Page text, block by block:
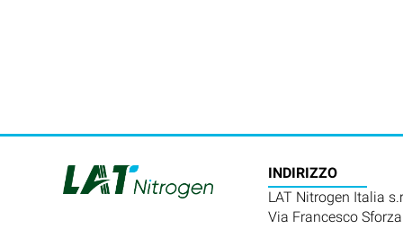
INDIRIZZO
LAT Nitrogen Italia
Via Francesco